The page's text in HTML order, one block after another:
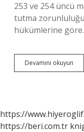
253 ve 254 üncü
tutma
hükümlerine
Devamını okuyun
https://
https://beri.com.tr